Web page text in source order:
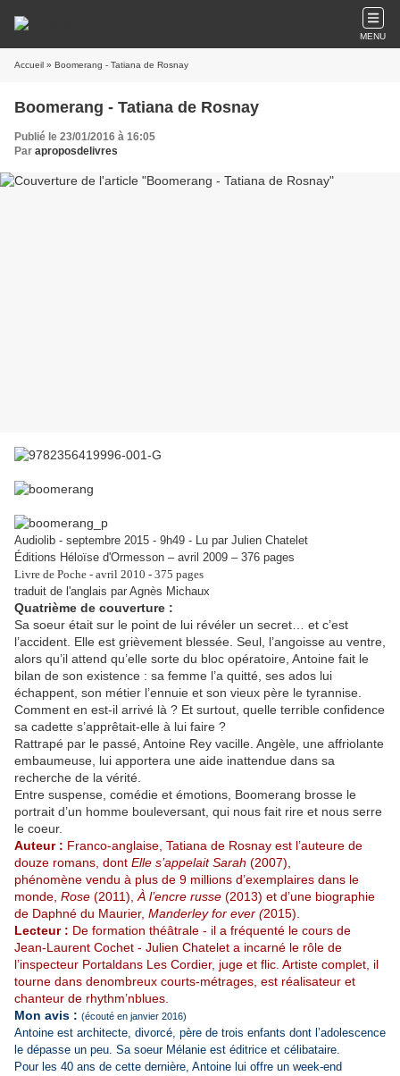
MENU
Accueil » Boomerang - Tatiana de Rosnay
Boomerang - Tatiana de Rosnay
Publié le 23/01/2016 à 16:05
Par aproposdelivres
Audiolib - septembre 2015 - 9h49 - Lu par Julien Chatelet
Éditions Héloïse d'Ormesson – avril 2009 – 376 pages
Livre de Poche - avril 2010 - 375 pages
traduit de l'anglais par Agnès Michaux
Quatrième de couverture :
Sa soeur était sur le point de lui révéler un secret… et c’est
l’accident. Elle est grièvement blessée. Seul, l’angoisse au ventre,
alors qu’il attend qu’elle sorte du bloc opératoire, Antoine fait le
bilan de son existence : sa femme l’a quitté, ses ados lui
échappent, son métier l’ennuie et son vieux père le tyrannise.
Comment en est-il arrivé là ? Et surtout, quelle terrible confidence
sa cadette s’apprêtait-elle à lui faire ?
Rattrapé par le passé, Antoine Rey vacille. Angèle, une affriolante
embaumeuse, lui apportera une aide inattendue dans sa
recherche de la vérité.
Entre suspense, comédie et émotions, Boomerang brosse le
portrait d’un homme bouleversant, qui nous fait rire et nous serre
le coeur.
Auteur : Franco-anglaise, Tatiana de Rosnay est l’auteure de
douze romans, dont Elle s’appelait Sarah (2007),
phénomène vendu à plus de 9 millions d’exemplaires dans le
monde, Rose (2011), À l’encre russe (2013) et d’une biographie
de Daphné du Maurier, Manderley for ever (2015).
Lecteur : De formation théâtrale - il a fréquenté le cours de
Jean-Laurent Cochet - Julien Chatelet a incarné le rôle de
l’inspecteur Portaldans Les Cordier, juge et flic. Artiste complet, il
tourne dans denombreux courts-métrages, est réalisateur et
chanteur de rhythm’nblues.
Mon avis : (écouté en janvier 2016)
Antoine est architecte, divorcé, père de trois enfants dont l’adolescence
le dépasse un peu. Sa soeur Mélanie est éditrice et célibataire.
Pour les 40 ans de cette dernière, Antoine lui offre un week-end